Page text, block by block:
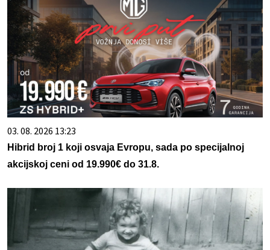
03. 08. 2026 13:23
Hibrid broj 1 koji osvaja Evropu, sada po specijalnoj
akcijskoj ceni od 19.990€ do 31.8.